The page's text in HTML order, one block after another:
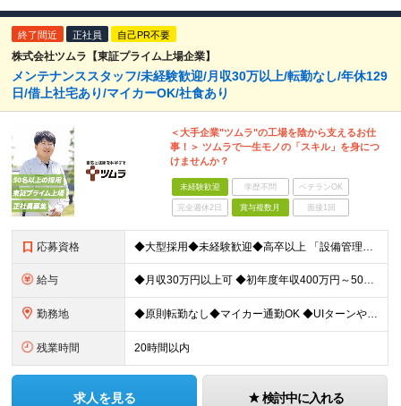
終了間近 正社員 自己PR不要
株式会社ツムラ【東証プライム上場企業】
メンテナンススタッフ/未経験歓迎/月収30万以上/転勤なし/年休129
日/借上社宅あり/マイカーOK/社食あり
＜大手企業"ツムラ"の工場を陰から支えるお仕
事！＞ ツムラで一生モノの「スキル」を身につ
けませんか？
未経験歓迎 学歴不問 ベテランOK
完全週休2日 賞与複数月 面接1回
応募資格 ◆大型採用◆未経験歓迎◆高卒以上 「設備管理は初めて…」という方でも大丈夫。 イチから丁寧にお教えしますのでご安心ください。 ＼こんなアナタにピッタリ／ ◎「人の健康に貢献したい」という想いがある
給与 ◆月収30万円以上可 ◆初年度年収400万円～500万円想定 月給21万7,080円～22万7,810円＋各種手当＋賞与年2回 ★「手当」や「賞与」が手厚いため、1年目未経験でも年収400万円以上
勤務地 ◆原則転勤なし◆マイカー通勤OK ◆UIターンや移住転職歓迎。Web面接実施中 ＜茨城工場＞ 茨城県稲敷郡阿見町吉原3586 ┗クリーンで働きやすいのが魅力です。 ★豊かな自然と便利な生活環境が調
残業時間 20時間以内
求人を見る 検討中に入れる